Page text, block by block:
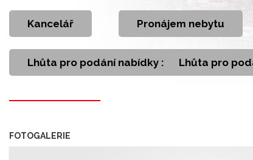
kancelář Pronájem nebytu
Lhůta pro podání nabídky : Lhůta pro
FOTOGALERIE